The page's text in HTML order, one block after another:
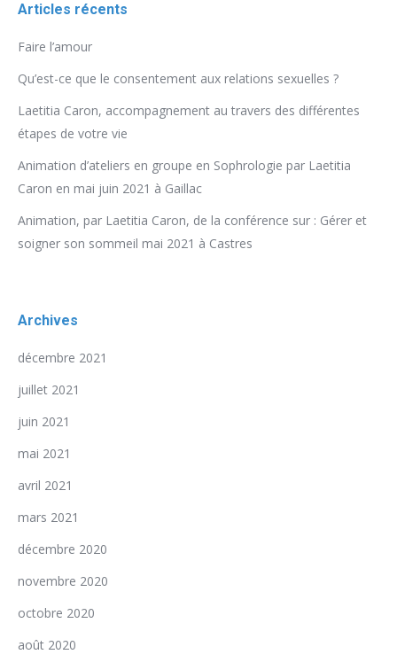
Articles récents
Faire l’amour
Qu’est-ce que le consentement aux relations sexuelles ?
Laetitia Caron, accompagnement au travers des différentes
étapes de votre vie
Animation d’ateliers en groupe en Sophrologie par Laetitia
Caron en mai juin 2021 à Gaillac
Animation, par Laetitia Caron, de la conférence sur : Gérer et
soigner son sommeil mai 2021 à Castres
Archives
décembre 2021
juillet 2021
juin 2021
mai 2021
avril 2021
mars 2021
décembre 2020
novembre 2020
octobre 2020
août 2020